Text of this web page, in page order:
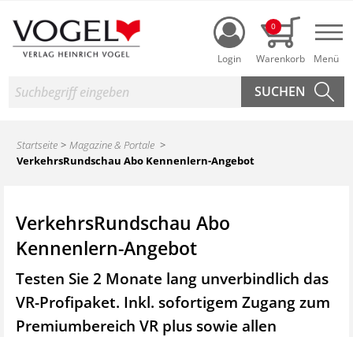
Login
0
Suche
Startseite
Magazine & Portale
VerkehrsRundschau Abo Kennenlern-Angebot
VerkehrsRundschau Abo
Kennenlern-Angebot
Testen Sie 2 Monate lang unverbindlich das
VR-Profipaket. Inkl. sofortigem Zugang zum
Premiumbereich VR plus sowie allen